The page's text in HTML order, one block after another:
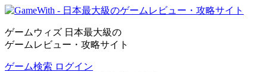
ゲームウィズ 日本最大級の
ゲームレビュー・攻略サイト
ゲーム検索 ログイン